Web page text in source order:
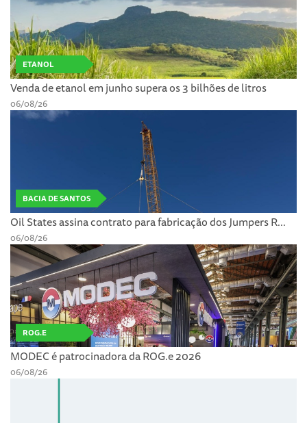
ETANOL
Venda de etanol em junho supera os 3 bilhões de litros
06/08/26
BACIA DE SANTOS
Oil States assina contrato para fabricação dos Jumpers R...
06/08/26
ROG.E
MODEC é patrocinadora da ROG.e 2026
06/08/26